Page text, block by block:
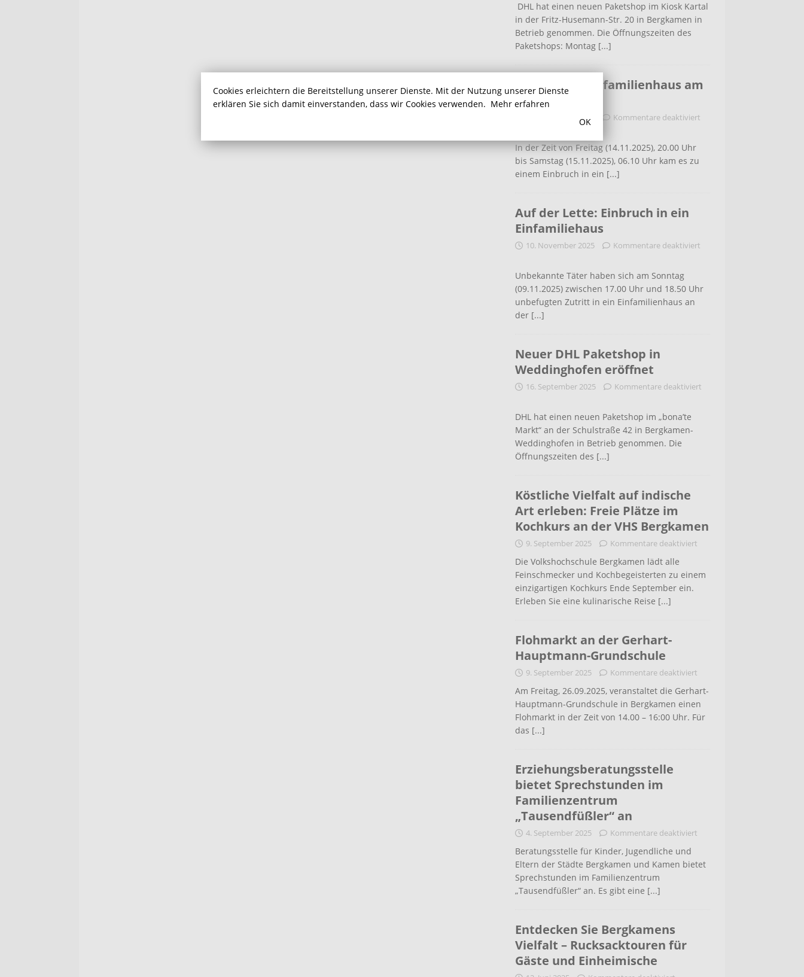
DHL hat einen neuen Paketshop im Kiosk Kartal
in der Fritz-Husemann-Str. 20 in Bergkamen in
Betrieb genommen. Die Öffnungszeiten des
Paketshops: Montag [...]
Einbruch in Einfamilienhaus am
Haldenweg
16. November 2025 Kommentare deaktiviert
In der Zeit von Freitag (14.11.2025), 20.00 Uhr
bis Samstag (15.11.2025), 06.10 Uhr kam es zu
einem Einbruch in ein [...]
Auf der Lette: Einbruch in ein
Einfamiliehaus
10. November 2025 Kommentare deaktiviert
Unbekannte Täter haben sich am Sonntag
(09.11.2025) zwischen 17.00 Uhr und 18.50 Uhr
unbefugten Zutritt in ein Einfamilienhaus an
der [...]
Neuer DHL Paketshop in
Weddinghofen eröffnet
16. September 2025 Kommentare deaktiviert
DHL hat einen neuen Paketshop im „bona’te
Markt“ an der Schulstraße 42 in Bergkamen-
Weddinghofen in Betrieb genommen. Die
Öffnungszeiten des [...]
Köstliche Vielfalt auf indische
Art erleben: Freie Plätze im
Kochkurs an der VHS Bergkamen
9. September 2025 Kommentare deaktiviert
Die Volkshochschule Bergkamen lädt alle
Feinschmecker und Kochbegeisterten zu einem
einzigartigen Kochkurs Ende September ein.
Erleben Sie eine kulinarische Reise [...]
Flohmarkt an der Gerhart-
Hauptmann-Grundschule
9. September 2025 Kommentare deaktiviert
Am Freitag, 26.09.2025, veranstaltet die Gerhart-
Hauptmann-Grundschule in Bergkamen einen
Flohmarkt in der Zeit von 14.00 – 16:00 Uhr. Für
das [...]
Erziehungsberatungsstelle
bietet Sprechstunden im
Familienzentrum
„Tausendfüßler“ an
4. September 2025 Kommentare deaktiviert
Beratungsstelle für Kinder, Jugendliche und
Eltern der Städte Bergkamen und Kamen bietet
Sprechstunden im Familienzentrum
„Tausendfüßler“ an. Es gibt eine [...]
Entdecken Sie Bergkamens
Vielfalt – Rucksacktouren für
Gäste und Einheimische
Cookies erleichtern die Bereitstellung unserer Dienste. Mit der Nutzung unserer Dienste
erklären Sie sich damit einverstanden, dass wir Cookies verwenden. Mehr erfahren
OK